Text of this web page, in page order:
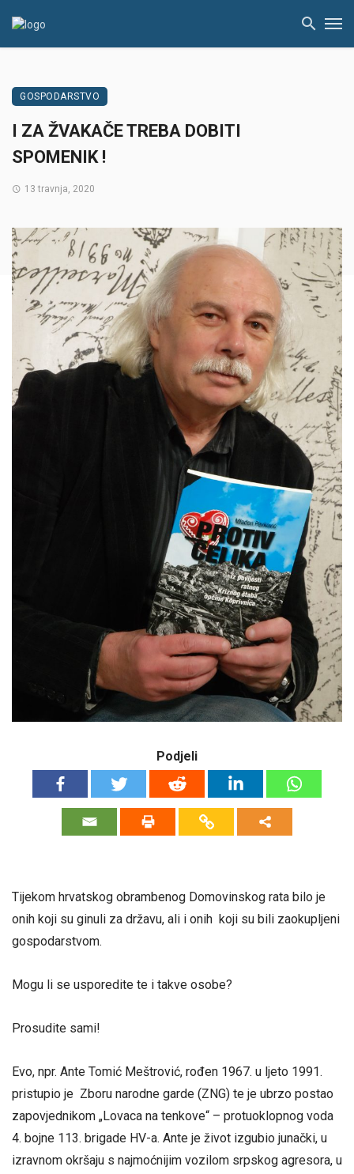
GOSPODARSTVO
I ZA ŽVAKAČE TREBA DOBITI
SPOMENIK !
13 travnja, 2020
Podjeli
Tijekom hrvatskog obrambenog Domovinskog rata bilo je
onih koji su ginuli za državu, ali i onih koji su bili zaokupljeni
gospodarstvom.
Mogu li se usporedite te i takve osobe?
Prosudite sami!
Evo, npr. Ante Tomić Meštrović, rođen 1967. u ljeto 1991.
pristupio je Zboru narodne garde (ZNG) te je ubrzo postao
zapovjednikom „Lovaca na tenkove“ – protuoklopnog voda
4. bojne 113. brigade HV-a. Ante je život izgubio junački, u
izravnom okršaju s najmoćnijim vozilom srpskog agresora, u